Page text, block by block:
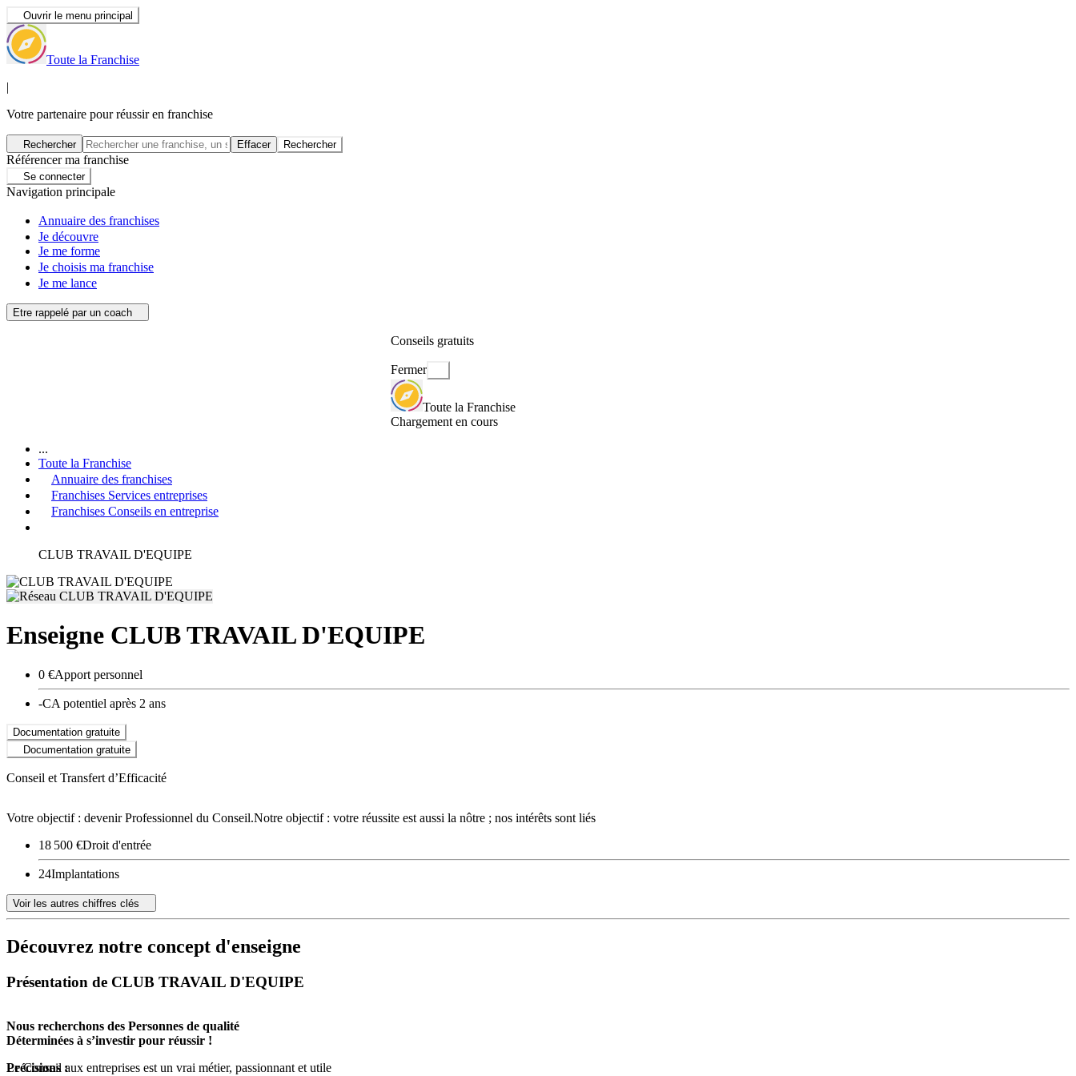
Ouvrir le menu principal
Toute la Franchise
|
Votre partenaire pour réussir en franchise
Rechercher Effacer Rechercher
Référencer ma franchise
Se connecter
Navigation principale
Annuaire des franchises
Je découvre
Je me forme
Je choisis ma franchise
Je me lance
Etre rappelé par un coach
Conseils gratuits
Fermer
Toute la Franchise
Chargement en cours
...
Toute la Franchise
Annuaire des franchises
Franchises Services entreprises
Franchises Conseils en entreprise
CLUB TRAVAIL D'EQUIPE
Enseigne CLUB TRAVAIL D'EQUIPE
0 €Apport personnel
-CA potentiel après 2 ans
Documentation gratuite
Documentation gratuite
Conseil et Transfert d’Efficacité
Votre objectif : devenir Professionnel du Conseil.Notre objectif : votre réussite est aussi la nôtre ; nos intérêts sont liés
18 500 €Droit d'entrée
24Implantations
Voir les autres chiffres clés
Découvrez notre concept d'enseigne
Présentation de CLUB TRAVAIL D'EQUIPE
Nous recherchons des Personnes de qualité
Déterminées à s’investir pour réussir !
Le Conseil aux entreprises est un vrai métier, passionnant et utile
Précisions :